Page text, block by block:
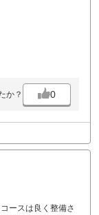
クラブハウスも楽
か？ 0
ースは良く整備さ